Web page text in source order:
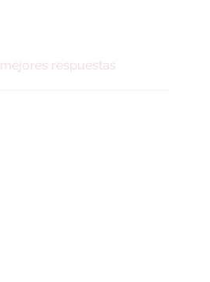
mejores respuestas